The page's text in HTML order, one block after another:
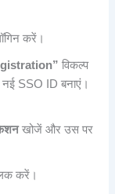
करें।
विकल्प
SSO ID बनाएं।
खोजें और उस पर
करें।